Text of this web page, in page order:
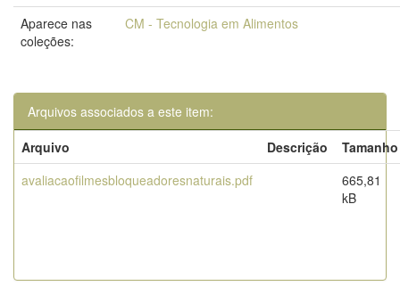
Aparece nas
coleções:
CM - Tecnologia em Alimentos
Arquivos associados a este item:
Arquivo
Descrição
Tamanho
avaliacaofilmesbloqueadoresnaturais.pdf
665,81
kB